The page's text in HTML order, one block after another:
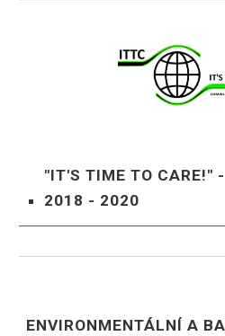
"IT'S TIME TO CARE!"
2018 - 2020
ENVIRONMENTÁLNÍ A